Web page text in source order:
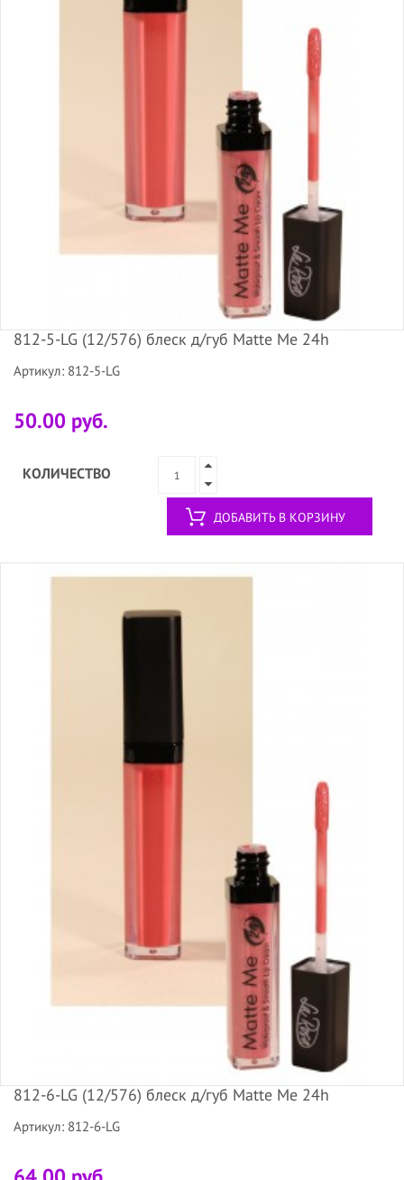
812-5-LG (12/576) блеск д/губ Matte Me 24h
Артикул: 812-5-LG
50.00 руб.
КОЛИЧЕСТВО
ДОБАВИТЬ В КОРЗИНУ
812-6-LG (12/576) блеск д/губ Matte Me 24h
Артикул: 812-6-LG